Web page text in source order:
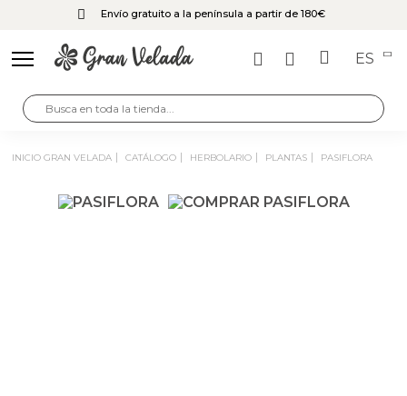
Envío gratuito a la península a partir de 180€
ES
INICIO GRAN VELADA CATÁLOGO HERBOLARIO PLANTAS PASIFLORA